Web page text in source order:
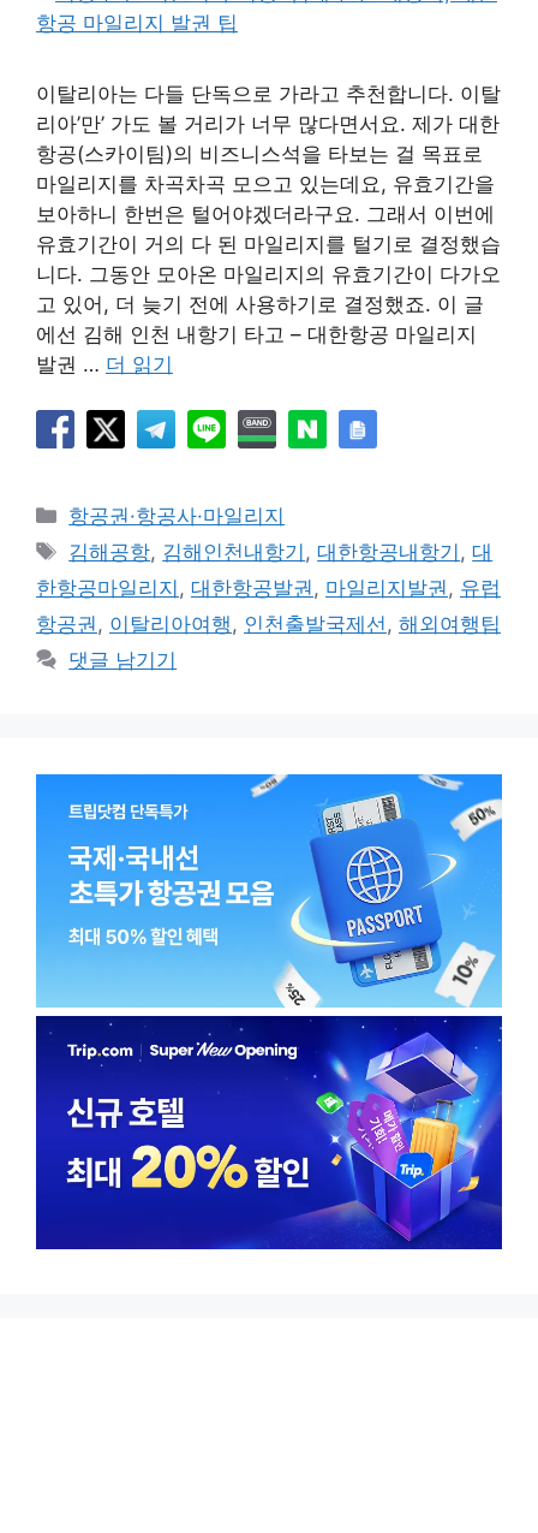
이탈리아는 다들 단독으로 가라고 추천합니다. 이탈
리아’만’ 가도 볼 거리가 너무 많다면서요. 제가 대한
항공(스카이팀)의 비즈니스석을 타보는 걸 목표로
마일리지를 차곡차곡 모으고 있는데요, 유효기간을
보아하니 한번은 털어야겠더라구요. 그래서 이번에
유효기간이 거의 다 된 마일리지를 털기로 결정했습
니다. 그동안 모아온 마일리지의 유효기간이 다가오
고 있어, 더 늦기 전에 사용하기로 결정했죠. 이 글
에선 김해 인천 내항기 타고 – 대한항공 마일리지
발권 … 더 읽기
카
테
리
항공권·항공사·마일리지
태
그
김해공항, 김해인천내항기 ,대한항공내항기 ,대
한항공마일리지 , 대한항공발권, 마일리지발권, 유럽
항공권, 이탈리아여행, 인천출발국제선, 해외여행팁
댓글 남기기